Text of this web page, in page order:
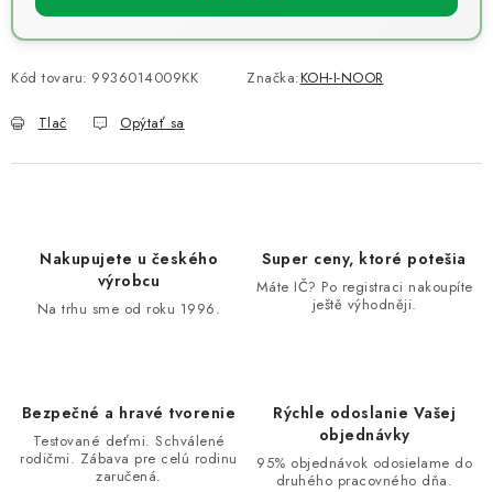
Kód tovaru: 9936014009KK Značka:KOH-I-NOOR
Tlač Opýtať sa
Nakupujete u českého
výrobcu
Na trhu sme od roku 1996.
Super ceny, ktoré potešia
Máte IČ? Po registraci nakoupíte
ještě výhodněji.
Bezpečné a hravé tvorenie
Testované deťmi. Schválené
rodičmi. Zábava pre celú rodinu
zaručená.
Rýchle odoslanie Vašej
objednávky
95% objednávok odosielame do
druhého pracovného dňa.